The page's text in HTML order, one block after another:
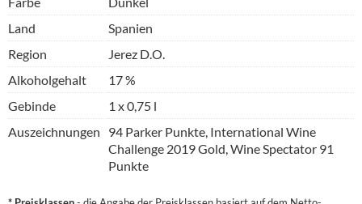
Land
Spanien
Region
Jerez D.O.
Alkoholgehalt
17 %
Gebinde
1 x 0,75 l
Auszeichnungen
94 Parker Punkte, International Wine
Challenge 2019 Gold, Wine Spectator 91
Punkte